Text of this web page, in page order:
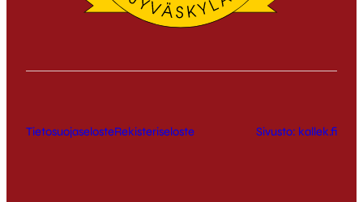
TietosuojaselosteRekisteriseloste Sivusto: kallek.fi